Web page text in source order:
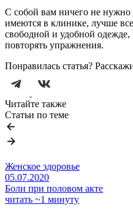
С собой вам ничего не нужно
имеются в клинике, лучше
свободной и удобной
повторять упражнения.
Понравилась статья?
Читайте также
Статьи по теме
Женское здоровье
05.07.2020
Боли при половом акте
читать ~1 минуту